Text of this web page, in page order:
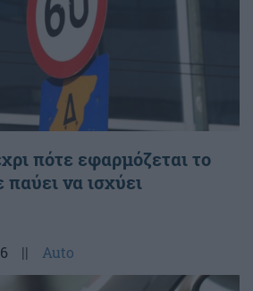
πότε εφαρμόζεται το
να ισχύει
|| Auto